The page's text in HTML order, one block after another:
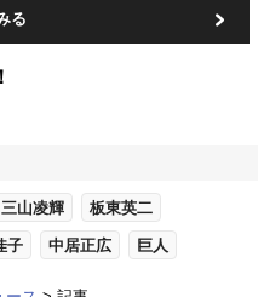
る
三山凌輝 板東英二
子 中居正広 巨人